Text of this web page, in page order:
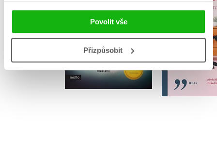
Povolit vše
Přizpůsobit
399 Kč
319 Kč
Do
319 Kč